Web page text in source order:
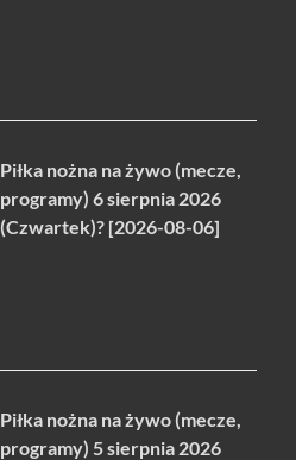
Piłka nożna na żywo (mecze,
programy) 6 sierpnia 2026
(Czwartek)? [2026-08-06]
Piłka nożna na żywo (mecze,
programy) 5 sierpnia 2026